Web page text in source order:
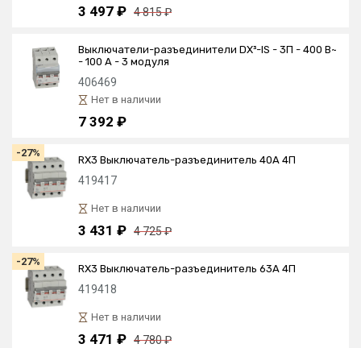
3 497 ₽ 4 815 ₽
Выключатели-разъединители DX³-IS - 3П - 400 В~
- 100 А - 3 модуля
406469
Нет в наличии
7 392 ₽
-27%
RX3 Выключатель-разъединитель 40А 4П
419417
Нет в наличии
3 431 ₽ 4 725 ₽
-27%
RX3 Выключатель-разъединитель 63А 4П
419418
Нет в наличии
3 471 ₽ 4 780 ₽